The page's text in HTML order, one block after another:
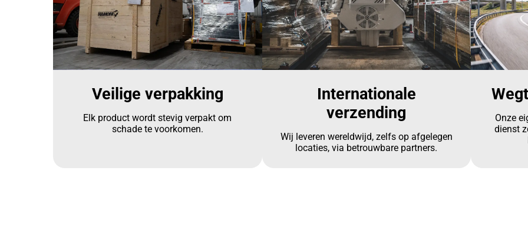
Veilige verpakking
Elk product wordt stevig verpakt om
schade te voorkomen.
Internationale
verzending
Wij leveren wereldwijd, zelfs op afgelegen
locaties, via betrouwbare partners.
Onze
dienst